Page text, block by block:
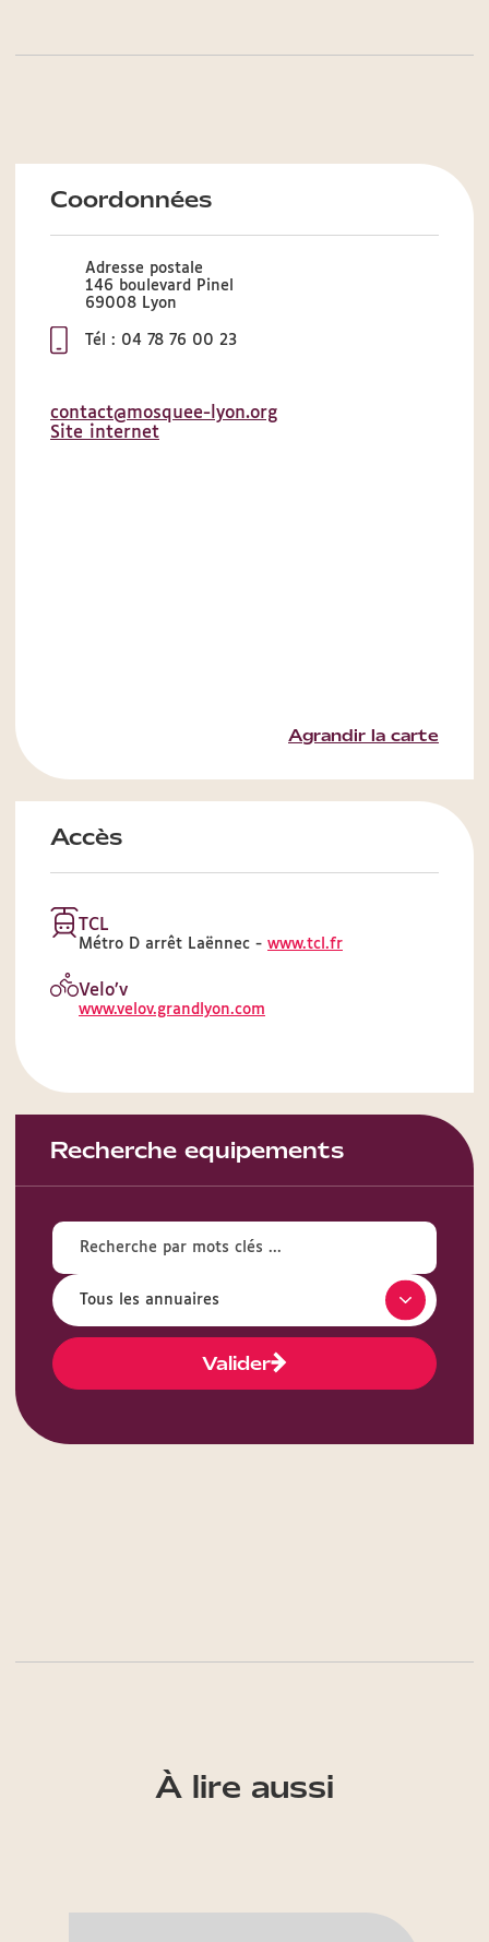
Coordonnées
Adresse postale
146 boulevard Pinel
69008 Lyon
Tél : 04 78 76 00 23
contact@mosquee-lyon.org
Site internet
Agrandir la carte
Accès
TCL
Métro D arrêt Laënnec - www.tcl.fr
Velo’v
www.velov.grandlyon.com
Recherche equipements
Valider
À lire aussi